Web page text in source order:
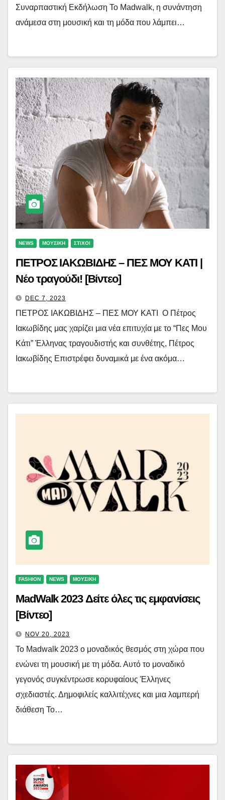
Συναρπαστική Εκδήλωση Το Madwalk, η συνάντηση
ανάμεσα στη μουσική και τη μόδα που λάμπει…
NEWS ΜΟΥΣΙΚΗ ΣΤΙΧΟΙ
ΠΕΤΡΟΣ ΙΑΚΩΒΙΔΗΣ – ΠΕΣ ΜΟΥ ΚΑΤΙ |
Νέο τραγούδι! [Βίντεο]
DEC 7, 2023
ΠΕΤΡΟΣ ΙΑΚΩΒΙΔΗΣ – ΠΕΣ ΜΟΥ ΚΑΤΙ Ο Πέτρος
Ιακωβίδης μας χαρίζει μια νέα επιτυχία με το “Πες Μου
Κάτι” Έλληνας τραγουδιστής και συνθέτης, Πέτρος
Ιακωβίδης Επιστρέφει δυναμικά με ένα ακόμα…
FASHION NEWS ΜΟΥΣΙΚΗ
MadWalk 2023 Δείτε όλες τις εμφανίσεις
[Βίντεο]
NOV 20, 2023
Το Madwalk 2023 o μοναδικός θεσμός στη χώρα που
ενώνει τη μουσική με τη μόδα. Αυτό το μοναδικό
γεγονός συγκέντρωσε κορυφαίους Έλληνες
σχεδιαστές. Δημοφιλείς καλλιτέχνες και μια λαμπερή
διάθεση Το…